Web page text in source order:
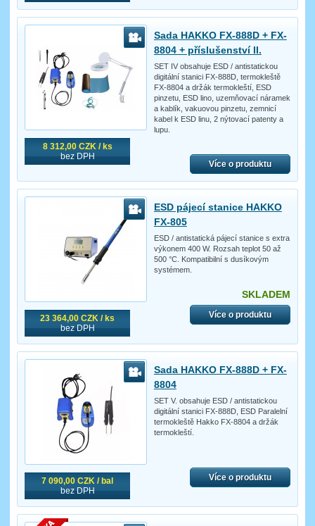
8 312,00 CZK / ks
bez DPH
Sada HAKKO FX-888D + FX-
8804 + příslušenství II.
SET IV obsahuje ESD / antistatickou
digitální stanici FX-888D, termokleště
FX-8804 a držák termokleští, ESD
pinzetu, ESD lino, uzemňovací náramek
a kablík, vakuovou pinzetu, zemnicí
kabel k ESD linu, 2 nýtovací patenty a
lupu.
Více o produktu
23 364,00 CZK / ks
bez DPH
ESD pájecí stanice HAKKO
FX-805
ESD / antistatická pájecí stanice s extra
výkonem 400 W. Rozsah teplot 50 až
500 °C. Kompatibilní s dusíkovým
systémem.
SKLADEM
Více o produktu
7 090,00 CZK / bal
bez DPH
Sada HAKKO FX-888D + FX-
8804
SET V. obsahuje ESD / antistatickou
digitální stanici FX-888D, ESD Paralelní
termokleště Hakko FX-8804 a držák
termokleští.
Více o produktu